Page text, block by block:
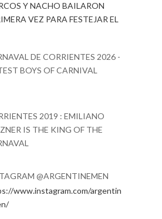
Y NACHO BAILARON
VEZ PARA FESTEJAR EL
DE CORRIENTES 2026 -
BOYS OF CARNIVAL
2019 : EMILIANO
IS THE KING OF THE
@ARGENTINEMEN
www.instagram.com/argentin